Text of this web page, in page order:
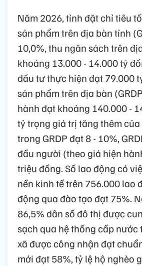
Năm 2026, tỉnh đặt chỉ tiêu
sản phẩm trên địa bàn tỉnh
10,0%, thu ngân sách trên
khoảng 13.000 - 14.000 tỷ
đầu tư thực hiện đạt 79.000
sản phẩm trên địa bàn
hành đạt khoảng 140.000 -
tỷ trọng giá trị tăng thêm của
trong GRDP đạt 8 - 10%,
đầu người (theo giá hiện
triệu đồng. Số lao động có
nền kinh tế trên 756.000 lao
động qua đào tạo đạt 75%.
86,5% dân số đô thị được
sạch qua hệ thống cấp nước
xã được công nhận đạt
mới đạt 58%, tỷ lệ hộ nghèo